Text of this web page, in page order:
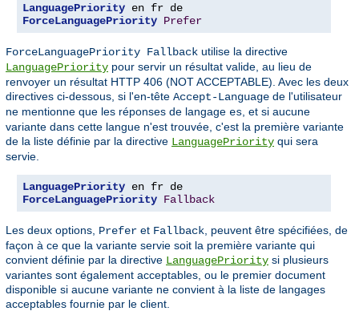
LanguagePriority
ForceLanguagePriority Prefer
ForceLanguagePriority Fallback utilise la directive
LanguagePriority pour servir un résultat valide, au lieu de
renvoyer un résultat HTTP 406 (NOT ACCEPTABLE). Avec les deux
directives ci-dessous, si l'en-tête Accept-Language de l'utilisateur
ne mentionne que les réponses de langage es , et si aucune
variante dans cette langue n'est trouvée, c'est la première variante
de la liste définie par la directive LanguagePriority qui sera
servie.
LanguagePriority
ForceLanguagePriority Fallback
Les deux options, Prefer et Fallback , peuvent être spécifiées, de
façon à ce que la variante servie soit la première variante qui
convient définie par la directive LanguagePriority si plusieurs
variantes sont également acceptables, ou le premier document
disponible si aucune variante ne convient à la liste de langages
acceptables fournie par le client.